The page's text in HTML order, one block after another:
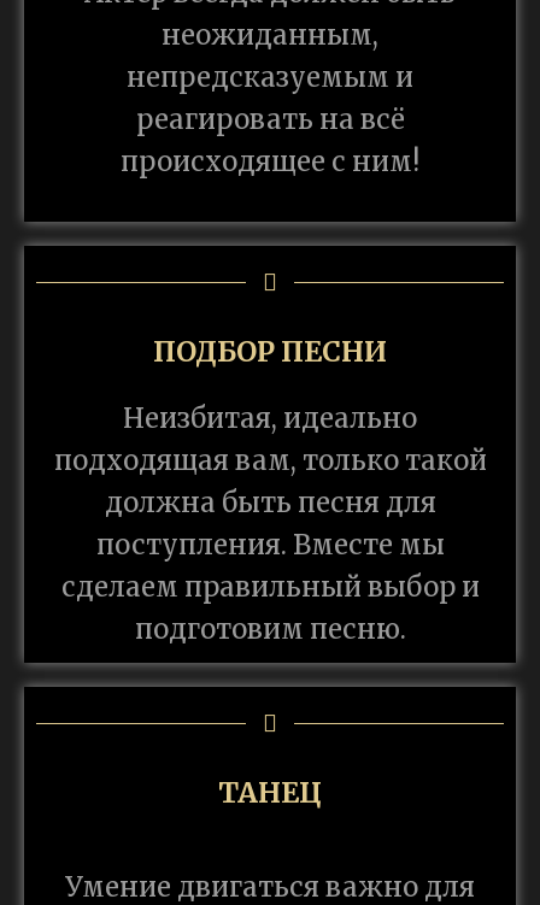
неожиданным,
непредсказуемым и
реагировать на всё
происходящее с ним!
ПОДБОР ПЕСНИ
Неизбитая, идеально
подходящая вам, только такой
должна быть песня для
поступления. Вместе мы
сделаем правильный выбор и
подготовим песню.
ТАНЕЦ
Умение двигаться важно для